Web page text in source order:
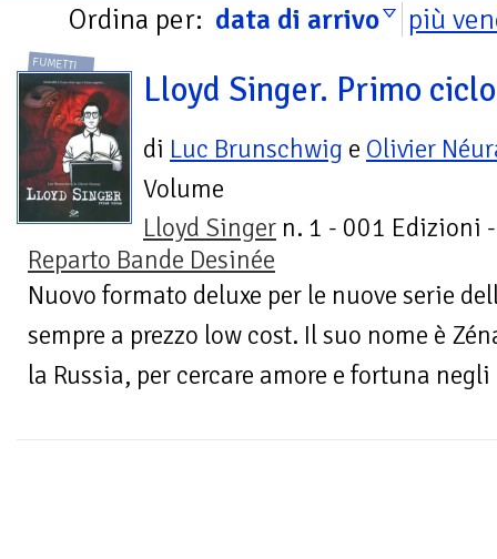
Ordina per: data di arrivo più
FUMETTI
Lloyd Singer. Primo ciclo
di Luc Brunschwig e Olivier
Volume
Lloyd Singer n. 1 - 001 Edizioni -
Reparto Bande Desinée
Nuovo formato deluxe per le nuove serie
sempre a prezzo low cost. Il suo nome è
la Russia, per cercare amore e fortuna